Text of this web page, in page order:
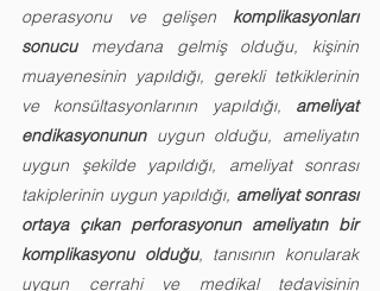
operasyonu ve gelişen komplikasyonları
sonucu meydana gelmiş olduğu, kişinin
muayenesinin yapıldığı, gerekli tetkiklerinin
ve konsültasyonlarının yapıldığı, ameliyat
endikasyonunun uygun olduğu, ameliyatın
uygun şekilde yapıldığı, ameliyat sonrası
takiplerinin uygun yapıldığı, ameliyat sonrası
ortaya çıkan perforasyonun ameliyatın bir
komplikasyonu olduğu, tanısının konularak
uygun cerrahi ve medikal tedavisinin